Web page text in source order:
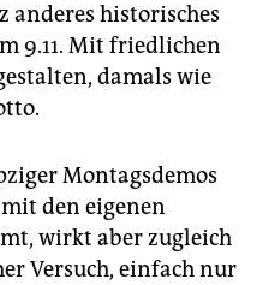
anderes historisches
9.11. Mit friedlichen
damals wie
Montagsdemos
den eigenen
wirkt aber zugleich
Versuch, einfach nur